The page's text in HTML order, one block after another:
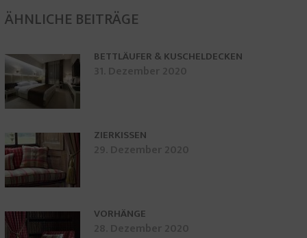
ÄHNLICHE BEITRÄGE
BETTLÄUFER & KUSCHELDECKEN
ZIERKISSEN
VORHÄNGE